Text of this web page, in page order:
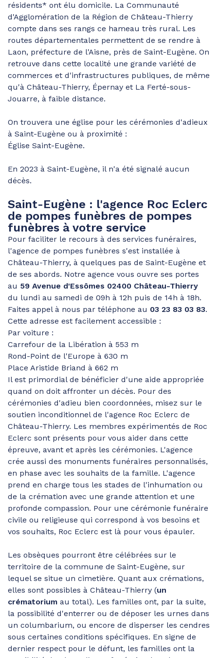
résidents* ont élu domicile. La Communauté
d'Agglomération de la Région de Château-Thierry
compte dans ses rangs ce hameau très rural. Les
routes départementales permettent de se rendre à
Laon, préfecture de l'Aisne, près de Saint-Eugène. On
retrouve dans cette localité une grande variété de
commerces et d'infrastructures publiques, de même
qu'à Château-Thierry, Épernay et La Ferté-sous-
Jouarre, à faible distance.
On trouvera une église pour les cérémonies d'adieux
à Saint-Eugène ou à proximité :
Église Saint-Eugène.
En 2023 à Saint-Eugène, il n'a été signalé aucun
décès.
Saint-Eugène : l'agence Roc Eclerc
de pompes funèbres de pompes
funèbres à votre service
Pour faciliter le recours à des services funéraires,
l'agence de pompes funèbres s'est installée à
Château-Thierry, à quelques pas de Saint-Eugène et
de ses abords. Notre agence vous ouvre ses portes
au 59 Avenue d'Essômes 02400 Château-Thierry
du lundi au samedi de 09h à 12h puis de 14h à 18h.
Faites appel à nous par téléphone au 03 23 83 03 83.
Cette adresse est facilement accessible :
Par voiture :
Carrefour de la Libération à 553 m
Rond-Point de l'Europe à 630 m
Place Aristide Briand à 662 m
Il est primordial de bénéficier d'une aide appropriée
quand on doit affronter un décès. Pour des
cérémonies d'adieu bien coordonnées, misez sur le
soutien inconditionnel de l'agence Roc Eclerc de
Château-Thierry. Les membres expérimentés de Roc
Eclerc sont présents pour vous aider dans cette
épreuve, avant et après les cérémonies. L'agence
crée aussi des monuments funéraires personnalisés,
en phase avec les souhaits de la famille. L'agence
prend en charge tous les stades de l'inhumation ou
de la crémation avec une grande attention et une
profonde compassion. Pour une cérémonie funéraire
civile ou religieuse qui correspond à vos besoins et
vos souhaits, Roc Eclerc est là pour vous épauler.
Les obsèques pourront être célébrées sur le
territoire de la commune de Saint-Eugène, sur
lequel se situe un cimetière. Quant aux crémations,
elles sont possibles à Château-Thierry (un
crématorium au total). Les familles ont, par la suite,
la possibilité d'enterrer ou de déposer les urnes dans
un columbarium, ou encore de disperser les cendres
sous certaines conditions spécifiques. En signe de
dernier respect pour le défunt, les familles ont la